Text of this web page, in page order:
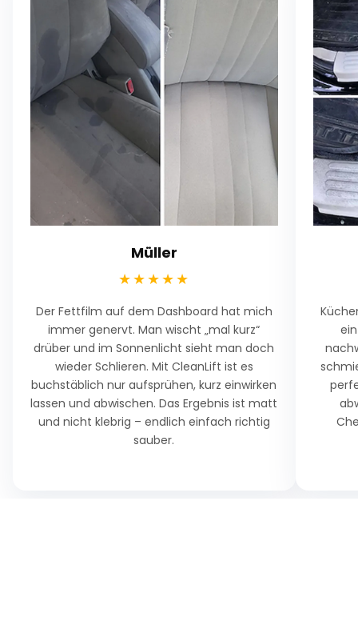
Müller
★★★★★
Der Fettfilm auf dem Dashboard hat mich
immer genervt. Man wischt „mal kurz“
drüber und im Sonnenlicht sieht man doch
wieder Schlieren. Mit CleanLift ist es
buchstäblich nur aufsprühen, kurz einwirken
lassen und abwischen. Das Ergebnis ist matt
und nicht klebrig – endlich einfach richtig
sauber.